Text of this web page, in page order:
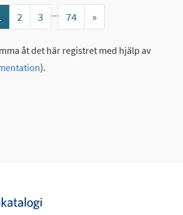
2 3 ... 74 »Nästa
åt det här registret med hjälp av
).